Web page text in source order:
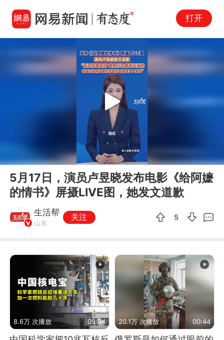
打开
Play
5月17日，演员卢昱晓发布电影《给阿嬷
的情书》屏摄LIVE图，她发文道歉
生活帮
山东
关注 5
8.6万 次播放 05:04 20.1万 次播放 00:44